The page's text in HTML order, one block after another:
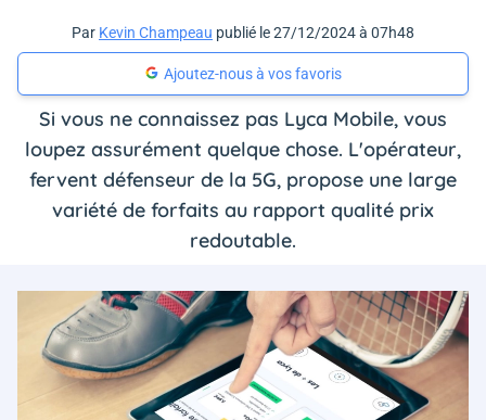
Par Kevin Champeau publié le 27/12/2024 à 07h48
Ajoutez-nous à vos favoris
Si vous ne connaissez pas Lyca Mobile, vous
loupez assurément quelque chose. L'opérateur,
fervent défenseur de la 5G, propose une large
variété de forfaits au rapport qualité prix
redoutable.